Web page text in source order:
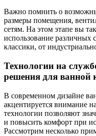
Важно помнить о
размеры помещения,
сетям. На этом этапе вы
использование
классики, от
Технологии на
решения для ванной
В современном дизайне
акцентируется внимание
технологии позволяют
и повысить комфорт при
Рассмотрим несколько